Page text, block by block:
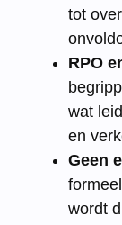
tot
RPO
wat
en
Geen
wordt